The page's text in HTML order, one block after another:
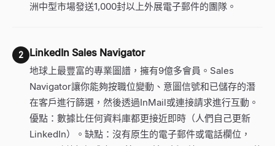
洲中型市場發送1,000封以上外展電子郵件的團隊。
2 LinkedIn Sales Navigator
地球上最豐富的專業圖譜，擁有9億多會員。Sales
Navigator讓你能夠按職位變動、意圖信號和已儲存的潛
在客戶進行篩選，然後透過InMail或連接請求進行互動。
優點：數據比任何資料庫都更接近即時（人們自己更新
LinkedIn）。缺點：沒有原生的電子郵件或電話欄位，